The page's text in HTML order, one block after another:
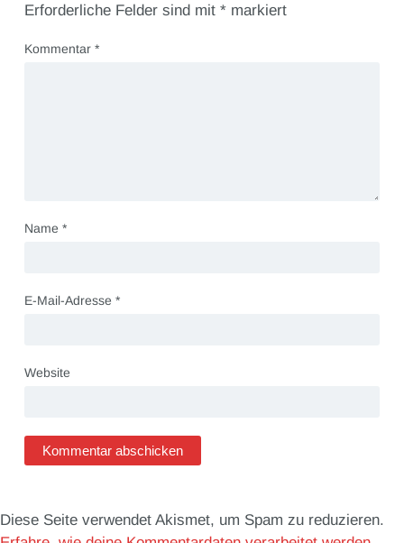
Erforderliche Felder sind mit *markiert
Kommentar *
Name *
E-Mail-Adresse *
Website
Diese Seite verwendet Akismet, um Spam zu reduzieren.